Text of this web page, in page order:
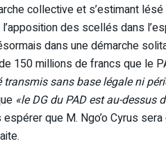
collective et s’estimant
des scellés dans
dans une démarche
150 millions de francs que le
sans base légale ni
«le DG du PAD est au-dessus
que M. Ngo’o Cyrus